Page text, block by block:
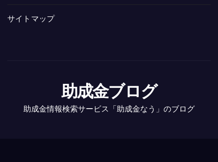
サイトマップ
助成金ブログ
助成金情報検索サービス「助成金なう」のブログ